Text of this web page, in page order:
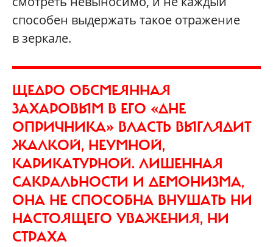
способен выдержать такое отражение
в зеркале.
ЩЕДРО ОБСМЕЯННАЯ
ЗАХАРОВЫМ В ЕГО «ДНЕ
ОПРИЧНИКА» ВЛАСТЬ ВЫГЛЯДИТ
ЖАЛКОЙ, НЕУМНОЙ,
КАРИКАТУРНОЙ. ЛИШЕННАЯ
САКРАЛЬНОСТИ И ДЕМОНИЗМА,
ОНА НЕ СПОСОБНА ВНУШАТЬ НИ
НАСТОЯЩЕГО УВАЖЕНИЯ, НИ
СТРАХА